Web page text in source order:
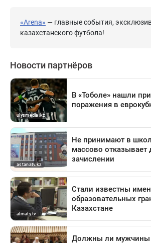
«Arena» — главные события,
казахстанского футбола!